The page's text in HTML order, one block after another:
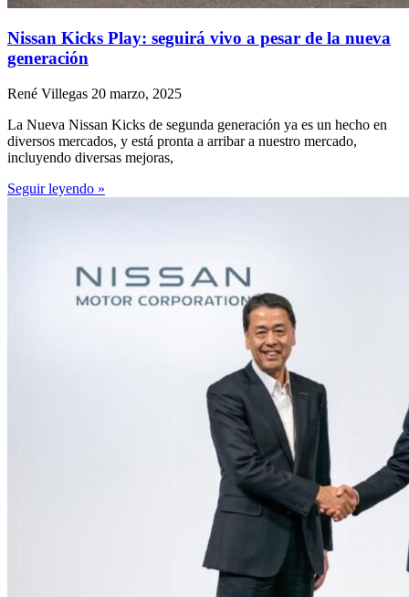
Nissan Kicks Play: seguirá vivo a pesar de la nueva
generación
René Villegas 20 marzo, 2025
La Nueva Nissan Kicks de segunda generación ya es un hecho en
diversos mercados, y está pronta a arribar a nuestro mercado,
incluyendo diversas mejoras,
Seguir leyendo »